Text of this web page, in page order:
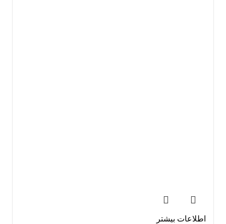
اطلاعات بیشتر